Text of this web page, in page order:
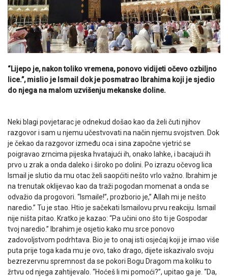
“Lijepo je, nakon toliko vremena, ponovo vidijeti očevo ozbiljno
lice.”, mislio je Ismail dok je posmatrao Ibrahima koji je sjedio
do njega na malom uzvišenju mekanske doline.
Neki blagi povjetarac je odnekud došao kao da želi čuti njihov
razgovor i sam u njemu učestvovati na način njemu svojstven. Dok
je čekao da razgovor između oca i sina započne vjetrić se
poigravao zrncima pijeska hvatajući ih, onako lahke, i bacajući ih
prvo u zrak a onda daleko i široko po dolini. Po izrazu očevog lica
Ismail je slutio da mu otac želi saopćiti nešto vrlo važno. Ibrahim je
na trenutak oklijevao kao da traži pogodan momenat a onda se
odvažio da progovori. “Ismaile!”, prozborio je,” Allah mi je nešto
naredio.” Tu je stao. Htio je sačekati Ismailovu prvu reakciju. Ismail
nije ništa pitao. Kratko je kazao: “Pa učini ono što ti je Gospodar
tvoj naredio.” Ibrahim je osjetio kako mu srce ponovo
zadovoljstvom podrhtava. Bio je to onaj isti osjećaj koji je imao više
puta prije toga kada mu je ovo, tako drago, dijete iskazivalo svoju
bezrezervnu spremnost da se pokori Bogu Dragom ma koliku to
žrtvu od njega zahtijevalo. “Hoćeš li mi pomoći?”, upi­tao ga je. “Da,